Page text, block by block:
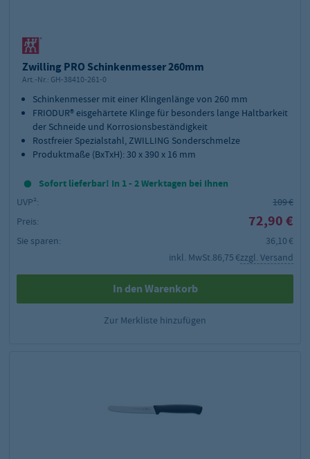
Zwilling PRO Schinkenmesser 260mm
Art.-Nr.: GH-38410-261-0
Schinkenmesser mit einer Klingenlänge von 260 mm
FRIODUR® eisgehärtete Klinge für besonders lange Haltbarkeit
der Schneide und Korrosionsbeständigkeit
Rostfreier Spezialstahl, ZWILLING Sonderschmelze
Produktmaße (BxTxH): 30 x 390 x 16 mm
Sofort lieferbar! In 1 - 2 Werktagen bei Ihnen
UVP²:
109 €
Preis:
72,90 €
Sie sparen:
36,10 €
inkl. MwSt.86,75 €zzgl. Versand
In den Warenkorb
Zur Merkliste hinzufügen